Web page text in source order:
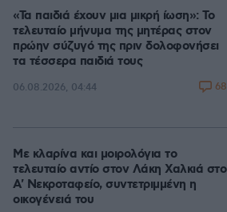
«Τα παιδιά έχουν μια μικρή ίωση»: Το
τελευταίο μήνυμα της μητέρας στον
πρώην σύζυγό της πριν δολοφονήσει
τα τέσσερα παιδιά τους
06.08.2026, 04:44 68
Με κλαρίνα και μοιρολόγια το
τελευταίο αντίο στον Λάκη Χαλκιά στο
A' Νεκροταφείο, συντετριμμένη η
οικογένειά του